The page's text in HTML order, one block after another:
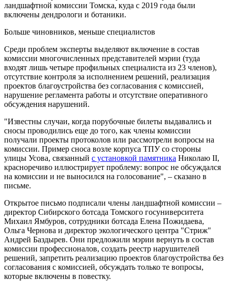
ландшафтной комиссии Томска, куда с 2019 года были
включены дендрологи и ботаники.
Больше чиновников, меньше специалистов
Среди проблем эксперты выделяют включение в состав
комиссии многочисленных представителей мэрии (туда
входят лишь четыре профильных специалиста из 23 членов),
отсутствие контроля за исполнением решений, реализация
проектов благоустройства без согласования с комиссией,
нарушение регламента работы и отсутствие оперативного
обсуждения нарушений.
"Известны случаи, когда порубочные билеты выдавались и
сносы проводились еще до того, как члены комиссии
получали проекты протоколов или рассмотрели вопросы на
комиссии. Пример сносa возле корпуса ТПУ со стороны
улицы Усова, связанный с установкой памятника Николаю II,
красноречиво иллюстрирует проблему: вопрос не обсуждался
на комиссии и не выносился на голосование", – сказано в
письме.
Открытое письмо подписали члены ландшафтной комиссии –
директор Сибирского ботсада Томского госуниверситета
Михаил Ямбуров, сотрудники ботсада Елена Пожидаева,
Ольга Чернова и директор экологического центра "Стриж"
Андрей Баздырев. Они предложили мэрии вернуть в состав
комиссии профессионалов, создать реестр нарушителей
решений, запретить реализацию проектов благоустройства без
согласования с комиссией, обсуждать только те вопросы,
которые включены в повестку.